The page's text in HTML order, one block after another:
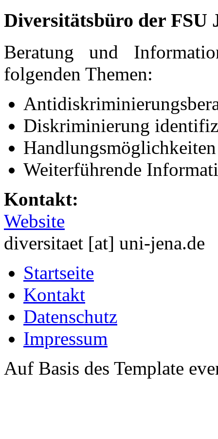
Diversitätsbüro der FSU
Beratung und
folgenden Themen:
Diskriminierung
Weiterführende
Kontakt:
Website
diversitaet [at] uni-jena.de
Startseite
Kontakt
Datenschutz
Impressum
Auf Basis des Template